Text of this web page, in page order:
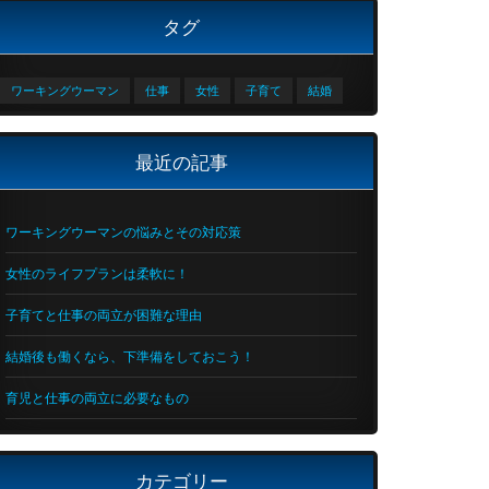
タグ
ワーキングウーマン 仕事 女性 子育て 結婚
最近の記事
ワーキングウーマンの悩みとその対応策
女性のライフプランは柔軟に！
子育てと仕事の両立が困難な理由
結婚後も働くなら、下準備をしておこう！
育児と仕事の両立に必要なもの
カテゴリー